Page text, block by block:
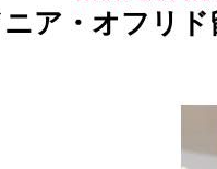
ア・オフリ